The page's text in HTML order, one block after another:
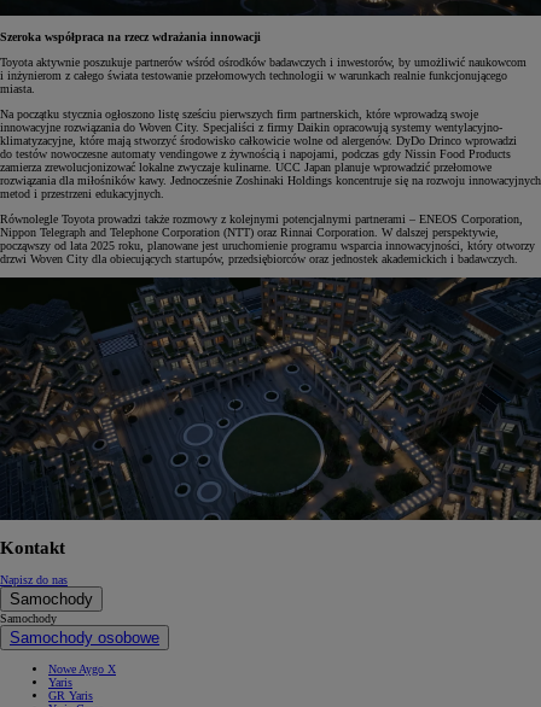
Szeroka współpraca na rzecz wdrażania innowacji
Toyota aktywnie poszukuje partnerów wśród ośrodków badawczych i inwestorów, by umożliwić naukowcom
i inżynierom z całego świata testowanie przełomowych technologii w warunkach realnie funkcjonującego
miasta.
Na początku stycznia ogłoszono listę sześciu pierwszych firm partnerskich, które wprowadzą swoje
innowacyjne rozwiązania do Woven City. Specjaliści z firmy Daikin opracowują systemy wentylacyjno-
klimatyzacyjne, które mają stworzyć środowisko całkowicie wolne od alergenów. DyDo Drinco wprowadzi
do testów nowoczesne automaty vendingowe z żywnością i napojami, podczas gdy Nissin Food Products
zamierza zrewolucjonizować lokalne zwyczaje kulinarne. UCC Japan planuje wprowadzić przełomowe
rozwiązania dla miłośników kawy. Jednocześnie Zoshinaki Holdings koncentruje się na rozwoju innowacyjnych
metod i przestrzeni edukacyjnych.
Równolegle Toyota prowadzi także rozmowy z kolejnymi potencjalnymi partnerami – ENEOS Corporation,
Nippon Telegraph and Telephone Corporation (NTT) oraz Rinnai Corporation. W dalszej perspektywie,
począwszy od lata 2025 roku, planowane jest uruchomienie programu wsparcia innowacyjności, który otworzy
drzwi Woven City dla obiecujących startupów, przedsiębiorców oraz jednostek akademickich i badawczych.
Kontakt
Napisz do nas
Samochody
Samochody
Samochody osobowe
Nowe Aygo X
Yaris
GR Yaris